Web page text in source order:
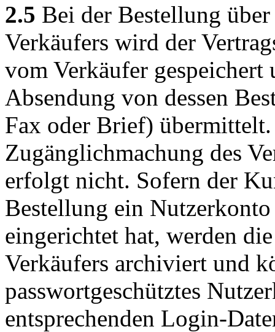
2.5 Bei der Bestellung
Verkäufers wird der
vom Verkäufer gespeichert
Absendung von dessen
Fax oder Brief)
Zugänglichmachung des
erfolgt nicht. Sofern der
Bestellung ein
eingerichtet hat, werden
Verkäufers archiviert und
passwortgeschütztes
entsprechenden Login-